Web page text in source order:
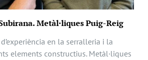
Metàl·liques Puig-Reig
en la serralleria i la
elements constructius. Metàl·liques